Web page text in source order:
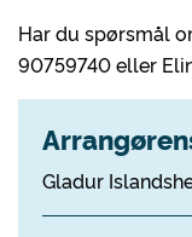
Har du spørsmål
90759740 eller
Gladur